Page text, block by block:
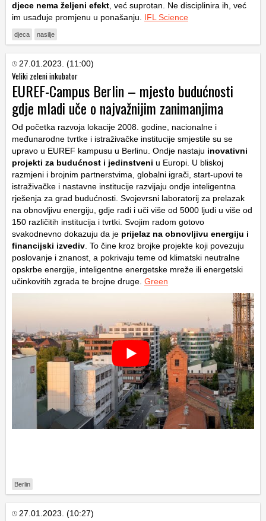
djece nema željeni efekt , već suprotan. Ne disciplinira ih, već
im usađuje promjenu u ponašanju. IFL Science
djeca nasilje
27.01.2023. (11:00)
Veliki zeleni inkubator
EUREF-Campus Berlin – mjesto budućnosti
gdje mladi uče o najvažnijim zanimanjima
Od početka razvoja lokacije 2008. godine, nacionalne i
međunarodne tvrtke i istraživačke institucije smjestile su se
upravo u EUREF kampusu u Berlinu. Ondje nastaju inovativni
projekti za budućnost i jedinstveni u Europi. U bliskoj
razmjeni i brojnim partnerstvima, globalni igrači, start-upovi te
istraživačke i nastavne institucije razvijaju ondje inteligentna
rješenja za grad budućnosti. Svojevrsni laboratorij za prelazak
na obnovljivu energiju, gdje radi i uči više od 5000 ljudi u više od
150 različitih institucija i tvrtki. Svojim radom gotovo
svakodnevno dokazuju da je prijelaz na obnovljivu energiju i
financijski izvediv . To čine kroz brojke projekte koji povezuju
poslovanje i znanost, a pokrivaju teme od klimatski neutralne
opskrbe energije, inteligentne energetske mreže ili energetski
učinkovitih zgrada te brojne druge. Green
Berlin
27.01.2023. (10:27)